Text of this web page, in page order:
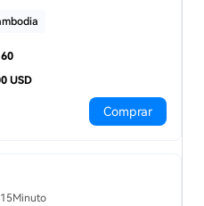
USD
Comprar
15Minuto